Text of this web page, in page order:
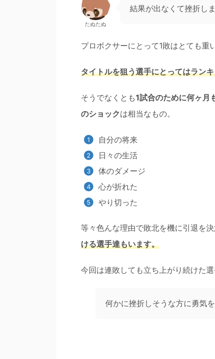
たぬたぬ
結果が出なくて挫折し
プロボクサーにとって1敗はとても重
タイトルを狙う選手にとってはラン
そうでなくとも1試合のために何ヶ月
のショックは相当なもの。
自分の将来
日々の生活
体のダメージ
心が折れた
やり切った
等々色んな理由で敗北を機に引退を決
ける選手達もいます。
今回は連敗しても立ち上がり続けた
何かに挫折しそうな方に勇気